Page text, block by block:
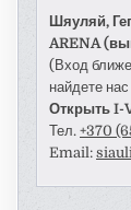
Шяуляй,
ARENA
(Вход
найдете
Открыть I-
Тел. +370
Email: